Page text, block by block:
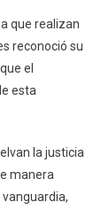
que realizan
reconoció su
el
esta
la justicia
manera